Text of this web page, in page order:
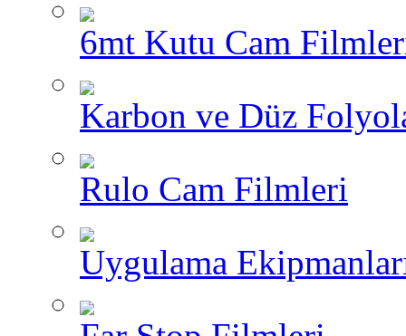
6mt Kutu Cam
Karbon ve Düz
Rulo Cam Filmleri
Uygulama